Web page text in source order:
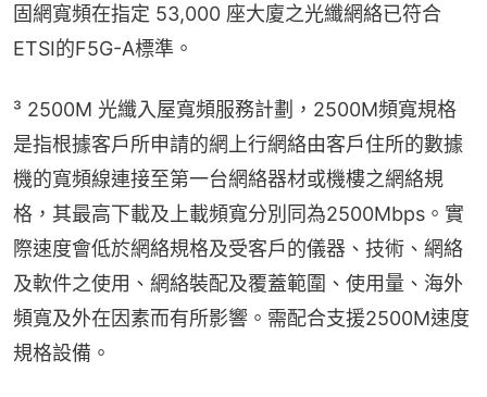
固網寬頻在指定 53,000 座大廈之光纖網絡已符合
ETSI的F5G-A標準。
³ 2500M 光纖入屋寬頻服務計劃，2500M頻寬規格
是指根據客戶所申請的網上行網絡由客戶住所的數據
機的寬頻線連接至第一台網絡器材或機樓之網絡規
格，其最高下載及上載頻寬分別同為2500Mbps。實
際速度會低於網絡規格及受客戶的儀器、技術、網絡
及軟件之使用、網絡裝配及覆蓋範圍、使用量、海外
頻寬及外在因素而有所影響。需配合支援2500M速度
規格設備。